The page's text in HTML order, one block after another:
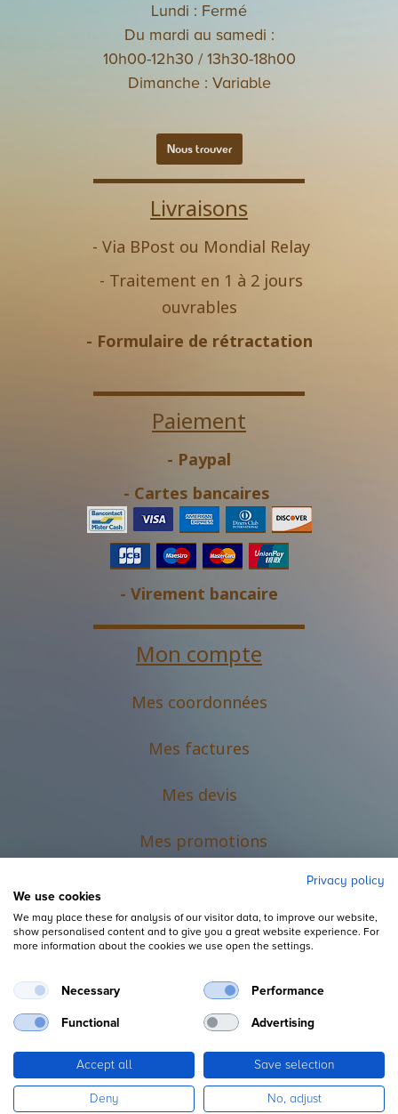
Lundi : Fermé
Du mardi au samedi :
10h00-12h30 / 13h30-18h00
Dimanche : Variable
Nous trouver
Livraisons
- Via BPost ou Mondial Relay
- Traitement en 1 à 2 jours
ouvrables
- Formulaire de rétractation
Paiement
- Paypal
- Cartes bancaires
- Virement bancaire
Mon compte
Mes coordonnées
Mes factures
Mes devis
Mes promotions
Mentions légales
Copyright © L'Espace du Petit Futé
Fourni par
, le n°1Open Source eCommerce
Privacy policy
We use cookies
We may place these for analysis of our visitor data, to improve our website,
show personalised content and to give you a great website experience. For
more information about the cookies we use open the settings.
Necessary Performance
Functional Advertising
Accept all Save selection
Deny No, adjust